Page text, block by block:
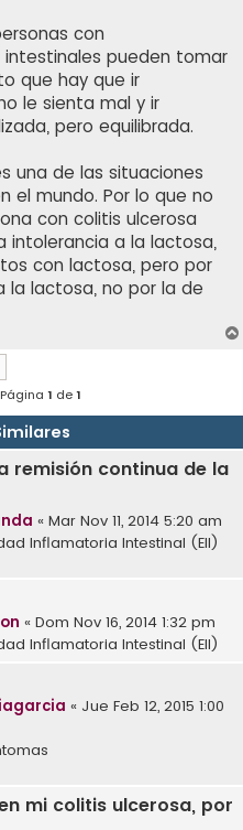
con
pueden tomar
que hay que ir
le sienta mal y ir
pero equilibrada.
una de las situaciones
el mundo. Por lo que no
con colitis ulcerosa
intolerancia a la lactosa,
con lactosa, pero por
la lactosa, no por la de
1 de1
remisión continua de la
« Mar Nov 11, 2014 5:20 am
Inflamatoria Intestinal (EII)
« Dom Nov 16, 2014 1:32 pm
Inflamatoria Intestinal (EII)
« Jue Feb 12, 2015 1:00
mi colitis ulcerosa, por